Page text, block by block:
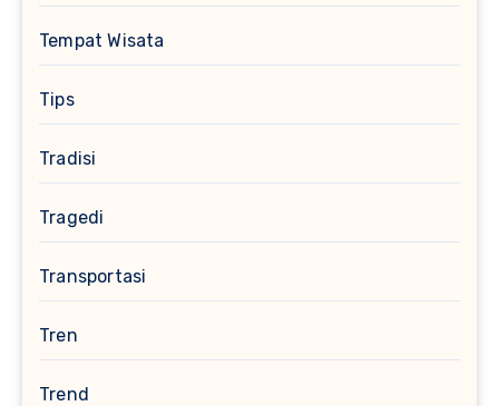
Tempat Wisata
Tips
Tradisi
Tragedi
Transportasi
Tren
Trend